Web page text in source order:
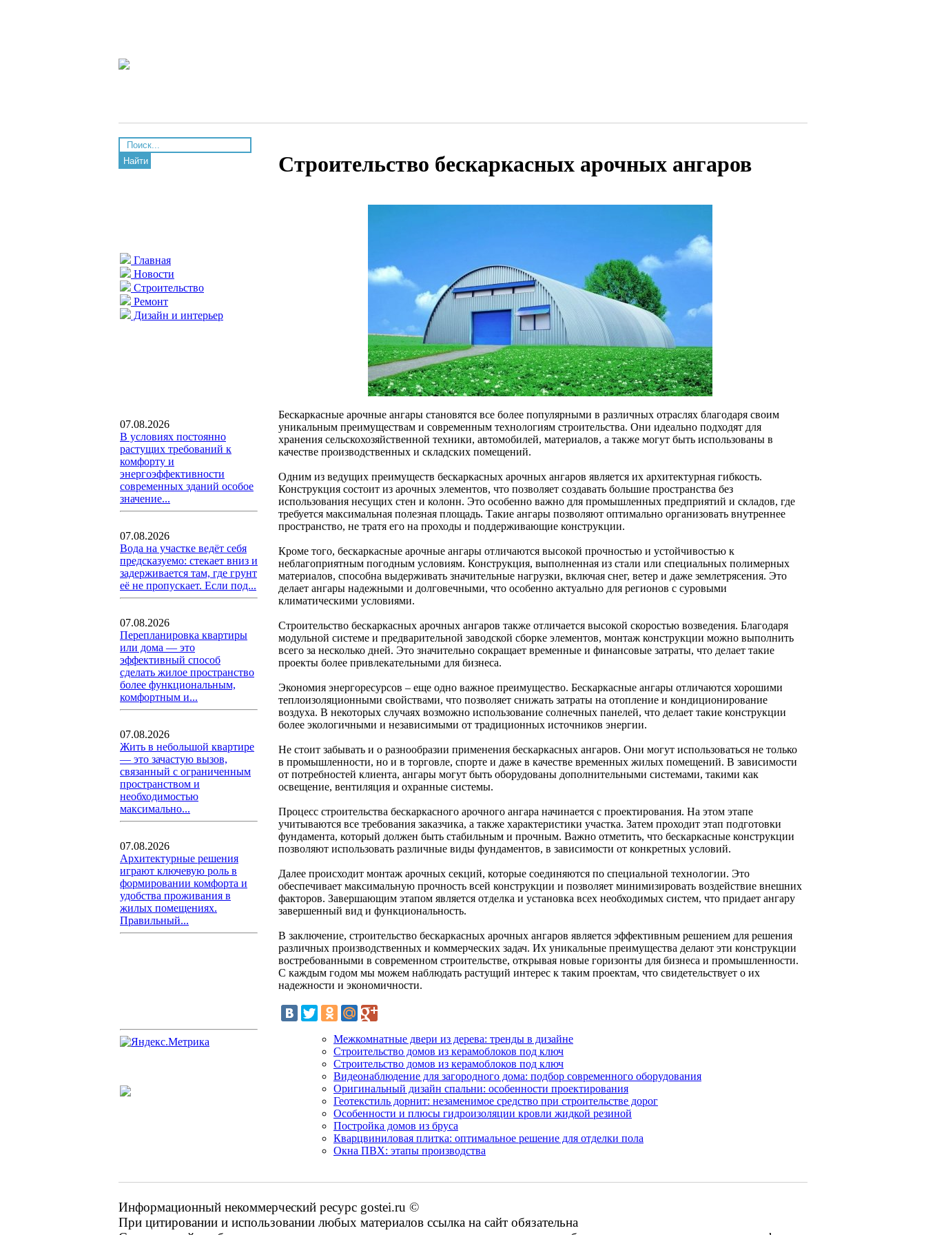
Найти
Главная
Новости
Строительство
Ремонт
Дизайн и интерьер
07.08.2026
В условиях постоянно
растущих требований к
комфорту и
энергоэффективности
современных зданий особое
значение...
07.08.2026
Вода на участке ведёт себя
предсказуемо: стекает вниз и
задерживается там, где грунт
её не пропускает. Если под...
07.08.2026
Перепланировка квартиры
или дома — это
эффективный способ
сделать жилое пространство
более функциональным,
комфортным и...
07.08.2026
Жить в небольшой квартире
— это зачастую вызов,
связанный с ограниченным
пространством и
необходимостью
максимально...
07.08.2026
Архитектурные решения
играют ключевую роль в
формировании комфорта и
удобства проживания в
жилых помещениях.
Правильный...
Строительство бескаркасных арочных ангаров
Бескаркасные арочные ангары становятся все более популярными в различных отраслях благодаря своим
уникальным преимуществам и современным технологиям строительства. Они идеально подходят для
хранения сельскохозяйственной техники, автомобилей, материалов, а также могут быть использованы в
качестве производственных и складских помещений.
Одним из ведущих преимуществ бескаркасных арочных ангаров является их архитектурная гибкость.
Конструкция состоит из арочных элементов, что позволяет создавать большие пространства без
использования несущих стен и колонн. Это особенно важно для промышленных предприятий и складов, где
требуется максимальная полезная площадь. Такие ангары позволяют оптимально организовать внутреннее
пространство, не тратя его на проходы и поддерживающие конструкции.
Кроме того, бескаркасные арочные ангары отличаются высокой прочностью и устойчивостью к
неблагоприятным погодным условиям. Конструкция, выполненная из стали или специальных полимерных
материалов, способна выдерживать значительные нагрузки, включая снег, ветер и даже землетрясения. Это
делает ангары надежными и долговечными, что особенно актуально для регионов с суровыми
климатическими условиями.
Строительство бескаркасных арочных ангаров также отличается высокой скоростью возведения. Благодаря
модульной системе и предварительной заводской сборке элементов, монтаж конструкции можно выполнить
всего за несколько дней. Это значительно сокращает временные и финансовые затраты, что делает такие
проекты более привлекательными для бизнеса.
Экономия энергоресурсов – еще одно важное преимущество. Бескаркасные ангары отличаются хорошими
теплоизоляционными свойствами, что позволяет снижать затраты на отопление и кондиционирование
воздуха. В некоторых случаях возможно использование солнечных панелей, что делает такие конструкции
более экологичными и независимыми от традиционных источников энергии.
Не стоит забывать и о разнообразии применения бескаркасных ангаров. Они могут использоваться не только
в промышленности, но и в торговле, спорте и даже в качестве временных жилых помещений. В зависимости
от потребностей клиента, ангары могут быть оборудованы дополнительными системами, такими как
освещение, вентиляция и охранные системы.
Процесс строительства бескаркасного арочного ангара начинается с проектирования. На этом этапе
учитываются все требования заказчика, а также характеристики участка. Затем проходит этап подготовки
фундамента, который должен быть стабильным и прочным. Важно отметить, что бескаркасные конструкции
позволяют использовать различные виды фундаментов, в зависимости от конкретных условий.
Далее происходит монтаж арочных секций, которые соединяются по специальной технологии. Это
обеспечивает максимальную прочность всей конструкции и позволяет минимизировать воздействие внешних
факторов. Завершающим этапом является отделка и установка всех необходимых систем, что придает ангару
завершенный вид и функциональность.
В заключение, строительство бескаркасных арочных ангаров является эффективным решением для решения
различных производственных и коммерческих задач. Их уникальные преимущества делают эти конструкции
востребованными в современном строительстве, открывая новые горизонты для бизнеса и промышленности.
С каждым годом мы можем наблюдать растущий интерес к таким проектам, что свидетельствует о их
надежности и экономичности.
Межкомнатные двери из дерева: тренды в дизайне
Строительство домов из керамоблоков под ключ
Строительство домов из керамоблоков под ключ
Видеонаблюдение для загородного дома: подбор современного оборудования
Оригинальный дизайн спальни: особенности проектирования
Геотекстиль дорнит: незаменимое средство при строительстве дорог
Особенности и плюсы гидроизоляции кровли жидкой резиной
Постройка домов из бруса
Кварцвиниловая плитка: оптимальное решение для отделки пола
Окна ПВХ: этапы производства
Информационный некоммерческий ресурс gostei.ru ©
При цитировании и использовании любых материалов ссылка на сайт обязательна